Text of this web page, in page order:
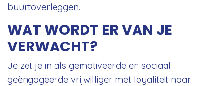
buurtoverleggen.
WAT WORDT ER VAN JE
VERWACHT?
Je zet je in als gemotiveerde en sociaal
geëngageerde vrijwilliger met loyaliteit naar